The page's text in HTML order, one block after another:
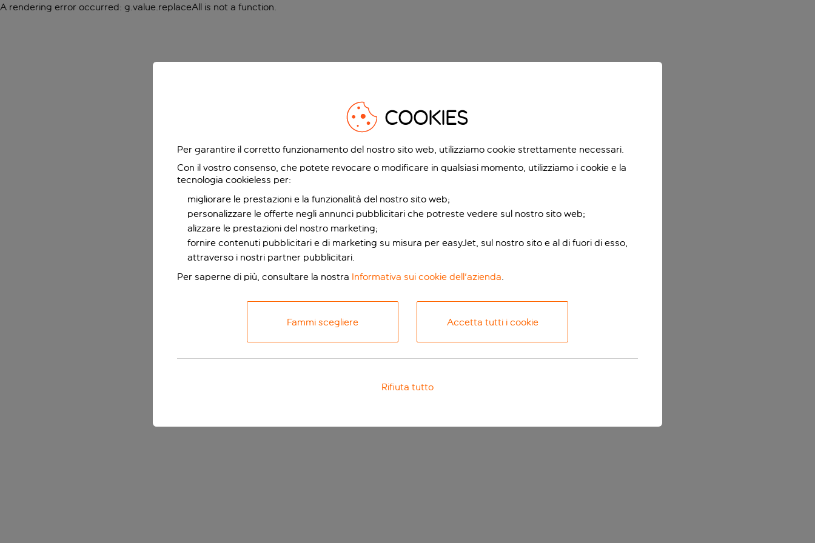
A rendering error occurred: g.value.replaceAll is not a function.
COOKIES
Per garantire il corretto funzionamento del nostro sito web, utilizziamo cookie strettamente necessari.
Con il vostro consenso, che potete revocare o modificare in qualsiasi momento, utilizziamo i cookie e la
tecnologia cookieless per:
migliorare le prestazioni e la funzionalità del nostro sito web;
personalizzare le offerte negli annunci pubblicitari che potreste vedere sul nostro sito web;
alizzare le prestazioni del nostro marketing;
fornire contenuti pubblicitari e di marketing su misura per easyJet, sul nostro sito e al di fuori di esso,
attraverso i nostri partner pubblicitari.
Per saperne di più, consultare la nostra Informativa sui cookie dell'azienda.
Fammi scegliere Accetta tutti i cookie
Rifiuta tutto